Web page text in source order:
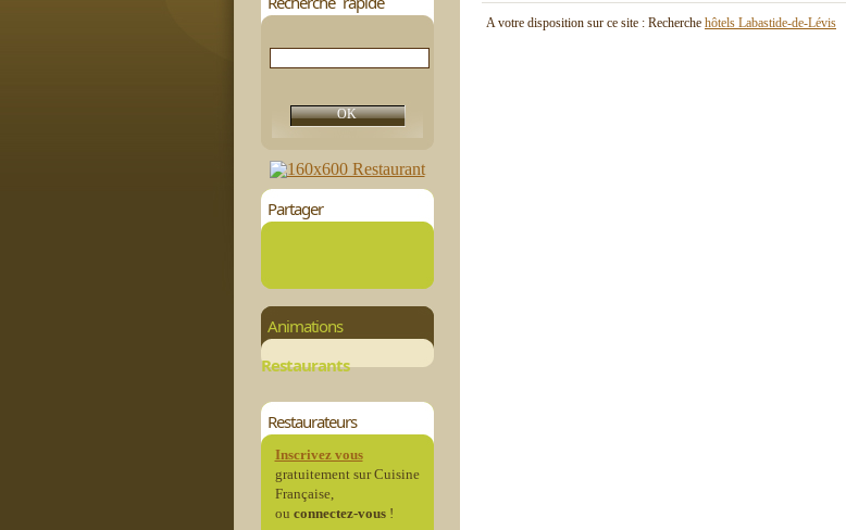
Partager
Animations
Restaurants
Restaurateurs
Inscrivez vous
gratuitement sur Cuisine
Française,
ou connectez-vous!
A votre disposition sur ce site : Recherche hôtels Labastide-de-Lévis